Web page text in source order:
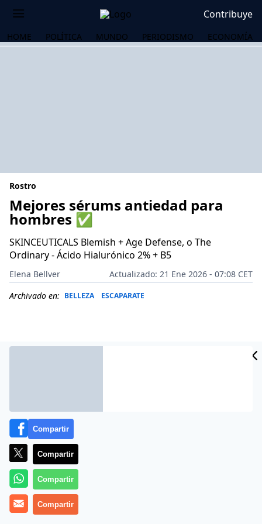
Contribuye
HOME POLÍTICA MUNDO PERIODISMO ECONOMÍA
Rostro
Mejores sérums antiedad para
hombres ✅
SKINCEUTICALS Blemish + Age Defense, o The
Ordinary - Ácido Hialurónico 2% + B5
Elena Bellver
Actualizado: 21 Ene 2026 - 07:08 CET
Archivado en: BELLEZA ESCAPARATE
Más información
Compartir
Compartir
Compartir
Compartir